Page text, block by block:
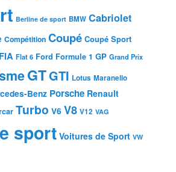
Berline de sport BMW Cabriolet
Compétition Coupé Coupé Sport
FIA Flat 6 Ford Formule 1 GP Grand Prix
GTGTI Lotus Maranello
Benz Porsche Renault
Turbo V6 V8 V12 VAG
sport Voitures de Sport VW